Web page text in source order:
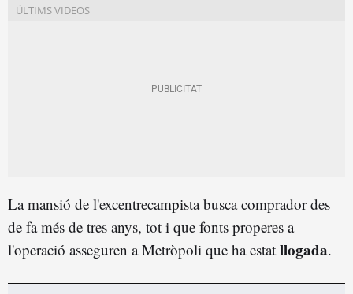
La mansió de l'excentrecampista busca comprador des
de fa més de tres anys, tot i que fonts properes a
l'operació asseguren a Metròpoli que ha estat llogada.